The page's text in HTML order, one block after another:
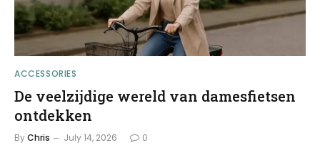
ACCESSORIES
De veelzijdige wereld van damesfietsen
ontdekken
ByChris July 14, 2026 0